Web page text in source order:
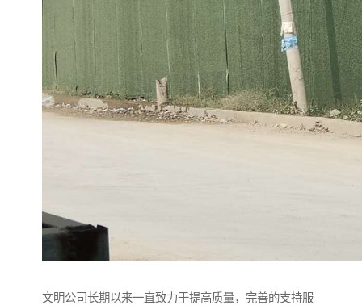
文明公司长期以来一直致力于提高质量，完善的支持服